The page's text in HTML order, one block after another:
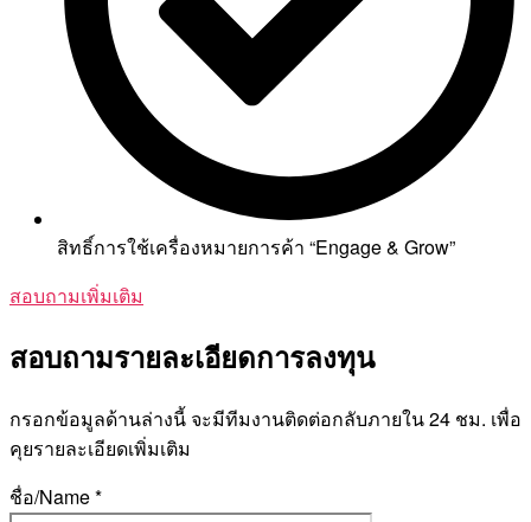
สิทธิ์การใช้เครื่องหมายการค้า “Engage & Grow”
สอบถามเพิ่มเติม
สอบถามรายละเอียดการลงทุน
กรอกข้อมูลด้านล่างนี้ จะมีทีมงานติดต่อกลับภายใน 24 ชม. เพื่อ
คุยรายละเอียดเพิ่มเติม
ชื่อ/Name *